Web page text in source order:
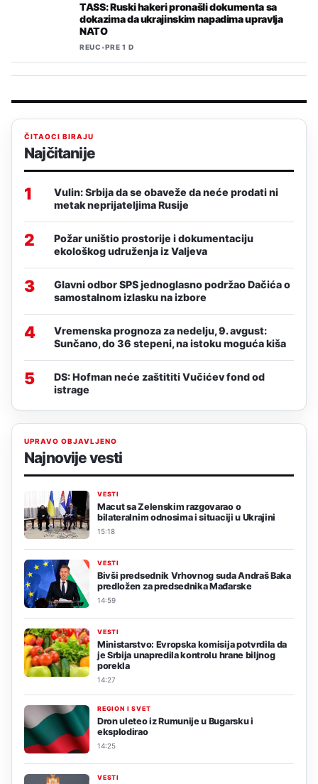
TASS: Ruski hakeri pronašli dokumenta sa
dokazima da ukrajinskim napadima upravlja
NATO
REUC•PRE 1 D
ČITAOCI BIRAJU
Najčitanije
1
Vulin: Srbija da se obaveže da neće prodati ni
metak neprijateljima Rusije
2
Požar uništio prostorije i dokumentaciju
ekološkog udruženja iz Valjeva
3
Glavni odbor SPS jednoglasno podržao Dačića o
samostalnom izlasku na izbore
4
Vremenska prognoza za nedelju, 9. avgust:
Sunčano, do 36 stepeni, na istoku moguća kiša
5
DS: Hofman neće zaštititi Vučićev fond od
istrage
UPRAVO OBJAVLJENO
Najnovije vesti
VESTI
Macut sa Zelenskim razgovarao o
bilateralnim odnosima i situaciji u Ukrajini
15:18
VESTI
Bivši predsednik Vrhovnog suda Andraš Baka
predložen za predsednika Mađarske
14:59
VESTI
Ministarstvo: Evropska komisija potvrdila da
je Srbija unapredila kontrolu hrane biljnog
porekla
14:27
REGION I SVET
Dron uleteo iz Rumunije u Bugarsku i
eksplodirao
14:25
VESTI